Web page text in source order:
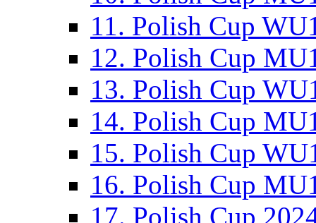
11. Polish Cup
12. Polish Cup
13. Polish Cup
14. Polish Cup
15. Polish Cup
16. Polish Cup
17. Polish Cup